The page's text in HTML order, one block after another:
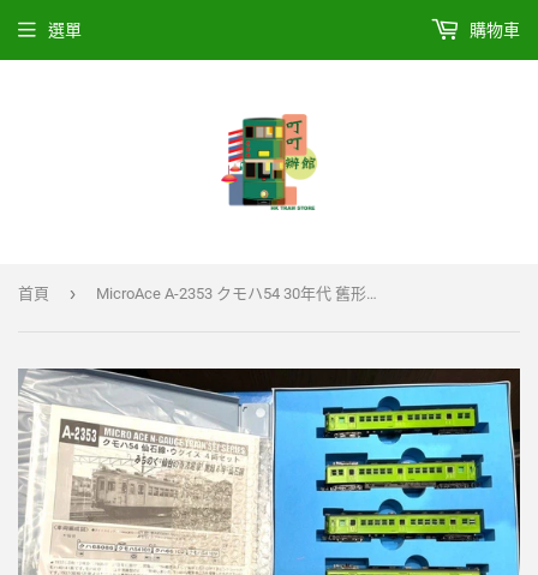
選單 購物車
首頁 › MicroAce A-2353 クモハ54 30年代 舊形國電 仙石線・ウグイス 4両套裝 N比例日本鐵路動力模型